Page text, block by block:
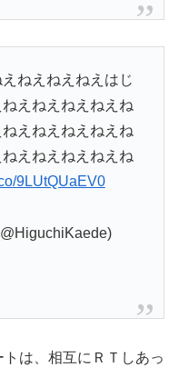
ねえねえねえはじ
えねえねえねえね
えねえねえねえね
えねえねえねえね
9LUtQUaEV0
は、相互にＲＴしあっ